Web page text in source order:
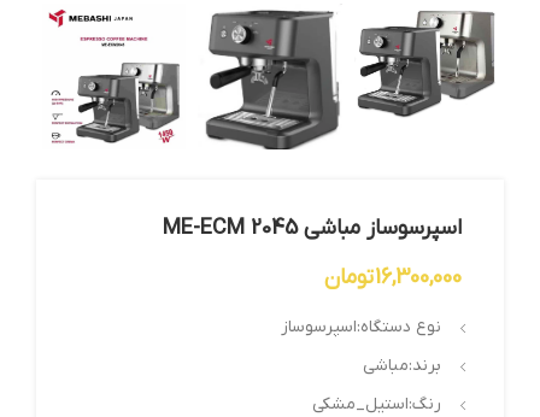
اسپرسوساز مباشی ME-ECM 2045
16,300,000تومان
نوع دستگاه:اسپرسوساز
برند:مباشی
رنگ:استیل_مشکی